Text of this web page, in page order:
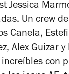
Jessica
Un crew
Canela,
Alex Guizar
con